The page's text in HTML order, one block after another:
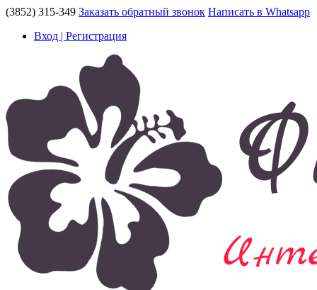
(3852) 315-349 Заказать обратный звонок Написать в Whatsapp
Вход | Регистрация